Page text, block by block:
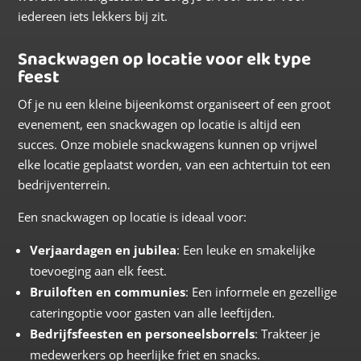
iedereen iets lekkers bij zit.
Snackwagen op locatie voor elk type
feest
Of je nu een kleine bijeenkomst organiseert of een groot
evenement, een snackwagen op locatie is altijd een
succes. Onze mobiele snackwagens kunnen op vrijwel
elke locatie geplaatst worden, van een achtertuin tot een
bedrijventerrein.
Een snackwagen op locatie is ideaal voor:
Verjaardagen en jubilea: Een leuke en smakelijke
toevoeging aan elk feest.
Bruiloften en communies: Een informele en gezellige
cateringoptie voor gasten van alle leeftijden.
Bedrijfsfeesten en personeelsborrels: Trakteer je
medewerkers op heerlijke friet en snacks.